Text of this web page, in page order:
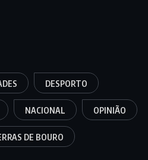
DESPORTO
NACIONAL OPINIÃO
DE BOURO